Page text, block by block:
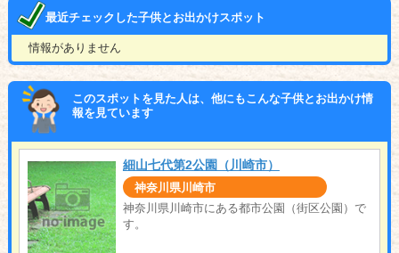
最近チェックした子供とお出かけスポット
情報がありません
このスポットを見た人は、他にもこんな子供とお出かけ情
報を見ています
細山七代第2公園（川崎市）
神奈川県川崎市
神奈川県川崎市にある都市公園（街区公園）で
す。